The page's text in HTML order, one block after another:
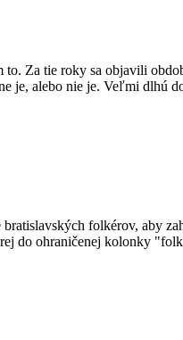
Za tie roky sa objavili
je, alebo nie je. Veľmi dlhú
folkérov, aby
do ohraničenej kolonky